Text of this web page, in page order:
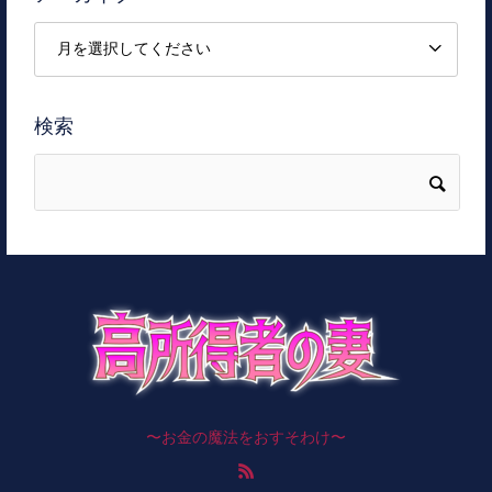
検索
〜お金の魔法をおすそわけ〜